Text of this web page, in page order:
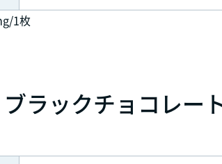
1枚
ラックチョコレート